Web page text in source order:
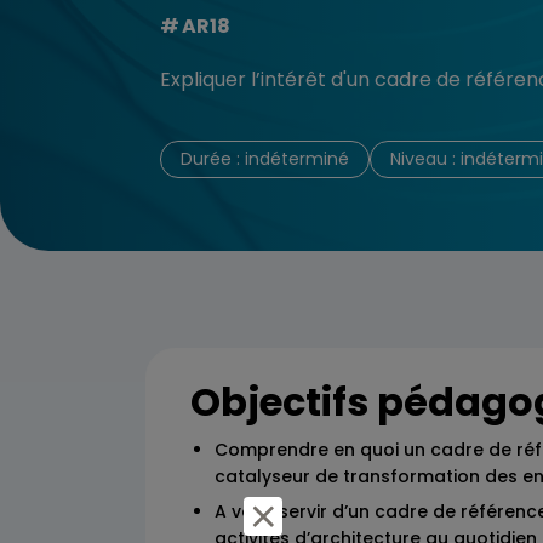
AR18
Expliquer l’intérêt d'un cadre de
Durée : indéterminé Niveau :
Objectifs
Comprendre en quoi un cadre de
catalyseur de transformation des
A vous servir d’un cadre de
activités d’architecture au quotidien